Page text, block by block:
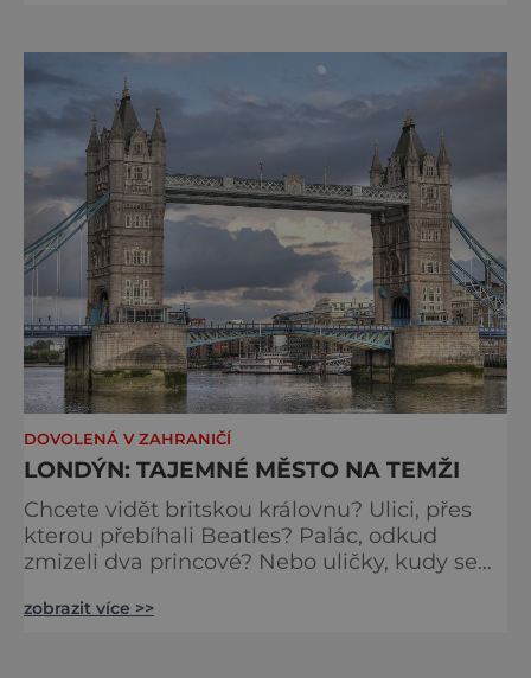
čtyřčlenná údržbářská četa, vyzbrojena
hadry a kbelíky s mýdlovou vodou, po
několik dní navracela zašlý lesk. [caption
DOVOLENÁ V ZAHRANIČÍ
LONDÝN: TAJEMNÉ MĚSTO NA TEMŽI
Chcete vidět britskou královnu? Ulici, přes
kterou přebíhali Beatles? Palác, odkud
zmizeli dva princové? Nebo uličky, kudy se
jak to všechno stihnout? Kouzelný Londýn
zobrazit více >>